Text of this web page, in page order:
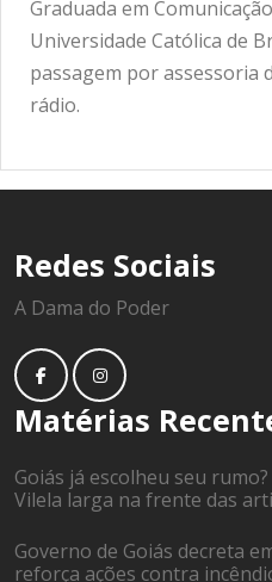
Graduada em
Universidade Católica de
passagem por assessoria
rádio.
Redes Sociais
A Dama do Poder
Matérias
Goiás já escolheu seu
Vilela larga na frente das
Governo de Goiás decreta
reforça ações contra